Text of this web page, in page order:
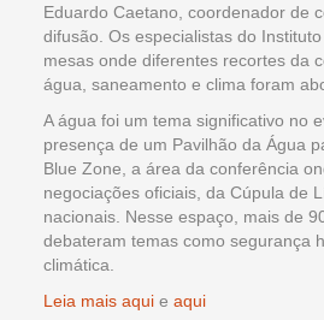
Eduardo Caetano, coordenador de
difusão. Os especialistas do
mesas onde diferentes recortes da
água, saneamento e clima foram
A água foi um tema significativo no
presença de um Pavilhão da Água
Blue Zone, a área da conferência
negociações oficiais, da Cúpula de
nacionais. Nesse espaço, mais de
debateram temas como segurança
climática.
Leia mais aqui e aqui